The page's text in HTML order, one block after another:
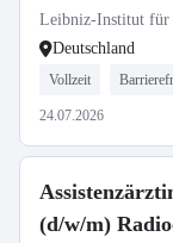
TROPOS
Leibniz-Institut für
Deutschland
Vollzeit
24.07.2026
(d/w/m)